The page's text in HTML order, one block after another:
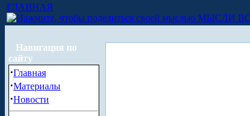
ГЛАВНАЯ
МЫСЛИ
Навигация по
сайту
·Главная
·Материалы
·Новости